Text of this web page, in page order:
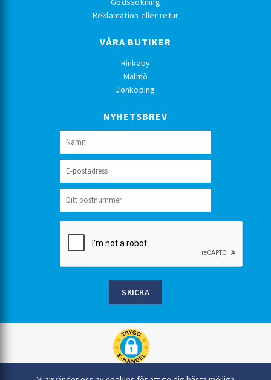
Reklamation eller retur
VÅRA BUTIKER
Rinkaby
Malmö
Jönköping
NYHETSBREV
SKICKA
Rinkaby Rör AB, Box 54, 296 21 Åhus